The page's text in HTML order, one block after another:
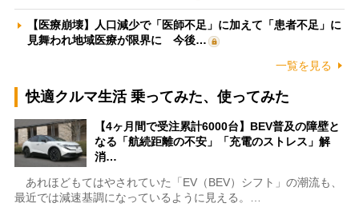
【医療崩壊】人口減少で「医師不足」に加えて「患者不足」に
見舞われ地域医療が限界に 今後…
一覧を見る
快適クルマ生活 乗ってみた、使ってみた
【4ヶ月間で受注累計6000台】BEV普及の障壁と
なる「航続距離の不安」「充電のストレス」解
消…
あれほどもてはやされていた「EV（BEV）シフト」の潮流も、
最近では減速基調になっているように見える。…